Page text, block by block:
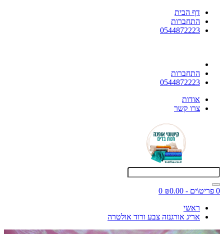
דף הבית
התחברות
0544872223
התחברות
0544872223
אודות
צרו קשר
0 פריט\ים - ₪0.00
0
ראשי
אריג אורגנזה צבע ורוד אולטרה